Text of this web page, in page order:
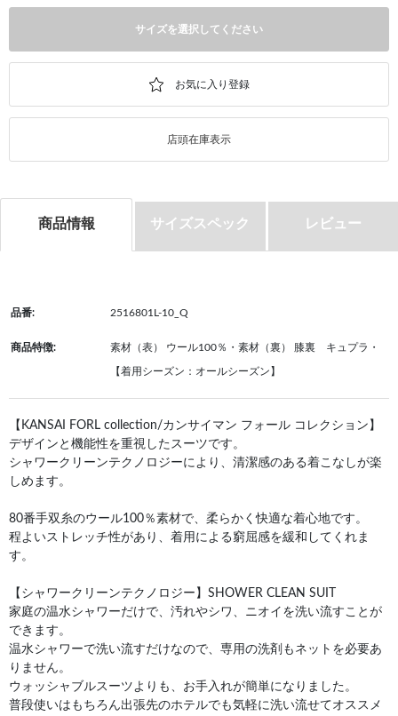
サイズを選択してください
店頭在庫表示
商品情報 サイズスペック レビュー
品番: 2516801L-10_Q
商品特徴: 素材（表） ウール100％・素材（裏） 膝裏 キュプラ・
【着用シーズン：オールシーズン】
【KANSAI FORL collection/カンサイマン フォール コレクション】
デザインと機能性を重視したスーツです。
シャワークリーンテクノロジーにより、清潔感のある着こなしが楽
しめます。
80番手双糸のウール100％素材で、柔らかく快適な着心地です。
程よいストレッチ性があり、着用による窮屈感を緩和してくれま
す。
【シャワークリーンテクノロジー】SHOWER CLEAN SUIT
家庭の温水シャワーだけで、汚れやシワ、ニオイを洗い流すことが
できます。
温水シャワーで洗い流すだけなので、専用の洗剤もネットを必要あ
りません。
ウォッシャブルスーツよりも、お手入れが簡単になりました。
普段使いはもちろん出張先のホテルでも気軽に洗い流せてオススメ